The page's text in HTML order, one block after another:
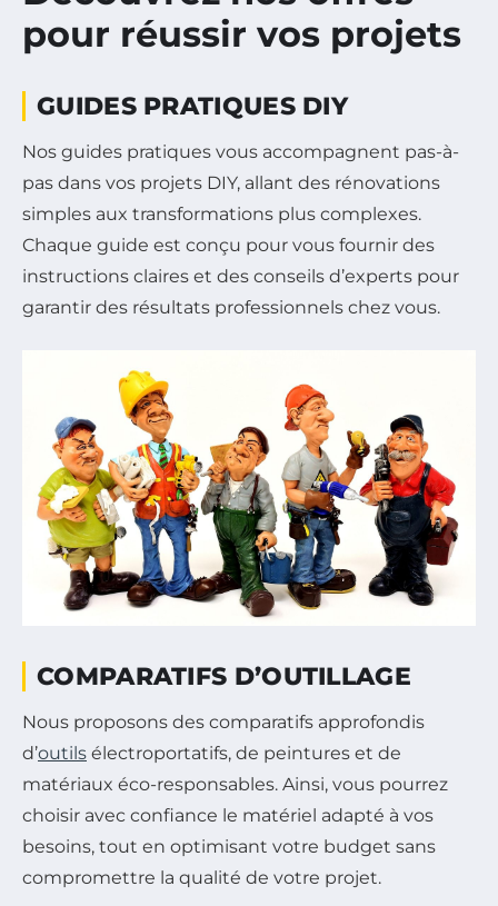
pour réussir vos projets
GUIDES PRATIQUES DIY
Nos guides pratiques vous accompagnent pas-à-
pas dans vos projets DIY, allant des rénovations
simples aux transformations plus complexes.
Chaque guide est conçu pour vous fournir des
instructions claires et des conseils d’experts pour
garantir des résultats professionnels chez vous.
COMPARATIFS D’OUTILLAGE
Nous proposons des comparatifs approfondis
d’outils électroportatifs, de peintures et de
matériaux éco-responsables. Ainsi, vous pourrez
choisir avec confiance le matériel adapté à vos
besoins, tout en optimisant votre budget sans
compromettre la qualité de votre projet.